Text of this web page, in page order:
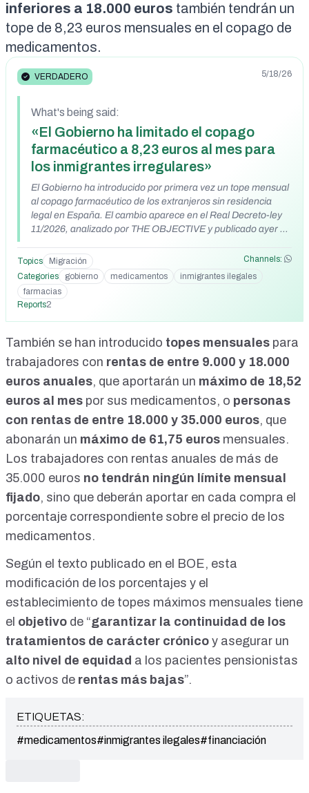
inferiores a 18.000 euros también tendrán un
tope de 8,23 euros mensuales en el copago de
medicamentos.
VERDADERO 5/18/26
What's being said:
«El Gobierno ha limitado el copago
farmacéutico a 8,23 euros al mes para
los inmigrantes irregulares»
El Gobierno ha introducido por primera vez un tope mensual
al copago farmacéutico de los extranjeros sin residencia
legal en España. El cambio aparece en el Real Decreto-ley
11/2026, analizado por THE OBJECTIVE y publicado ayer —
reforma supone una modificación del sistema vigente desde
2018. Así, las «personas extranjeras no registradas ni
autorizadas como residentes» seguirán pagando el 40% del
precio de los medicamentos, pero no abonarán más de 8,23
al sistema fijado por el Real Decreto-ley 7/2018, la norma
inmigrantes en situación administrativa irregular tras la
moción de censura contra Mariano Rajoy. Aquella
regulación estableció para ellos un copago farmacéutico del
40% del precio de venta de los medicamentos, pero sin
ningún límite máximo mensual acumulado.
https://theobjective.com/economia/2026-05-14/sanidad-
https://www.facebook.com/100079561873680/posts/el-
ministerio-de-sanidad-de-espa%C3%B1a-ha-establecido-
un-l%C3%ADmite-m%C3%A1ximo-de-823-
euros-/958502090145178/
Topics Migración
Channels:
Categories
gobierno medicamentos
inmigrantes ilegales
farmacias
Reports2
También se han introducido topes mensuales para
trabajadores con rentas de entre 9.000 y 18.000
euros anuales, que aportarán un máximo de 18,52
euros al mes por sus medicamentos, o personas
con rentas de entre 18.000 y 35.000 euros, que
abonarán un máximo de 61,75 euros mensuales.
Los trabajadores con rentas anuales de más de
35.000 euros no tendrán ningún límite mensual
fijado, sino que deberán aportar en cada compra el
porcentaje correspondiente sobre el precio de los
medicamentos.
Según el texto publicado en el BOE, esta
modificación de los porcentajes y el
establecimiento de topes máximos mensuales tiene
el objetivo de “garantizar la continuidad de los
tratamientos de carácter crónico y asegurar un
alto nivel de equidad a los pacientes pensionistas
o activos de rentas más bajas”.
ETIQUETAS:
#medicamentos#inmigrantes ilegales#financiación